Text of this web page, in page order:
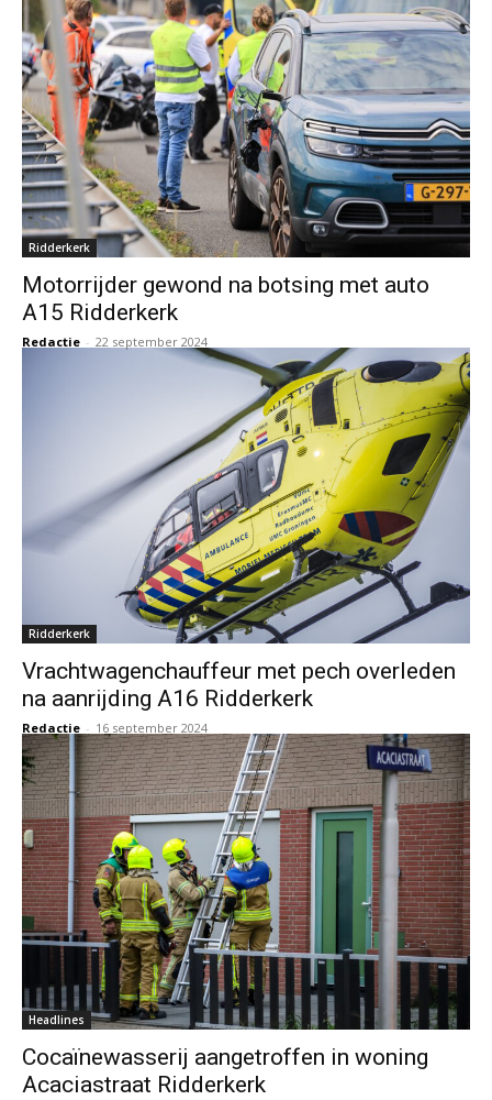
Ridderkerk
Motorrijder gewond na botsing met auto
A15 Ridderkerk
Redactie - 22 september 2024
Ridderkerk
Vrachtwagenchauffeur met pech overleden
na aanrijding A16 Ridderkerk
Redactie - 16 september 2024
Headlines
Cocaïnewasserij aangetroffen in woning
Acaciastraat Ridderkerk